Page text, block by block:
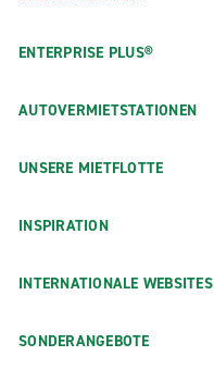
ENTERPRISE PLUS®
AUTOVERMIETSTATIONEN
UNSERE MIETFLOTTE
INSPIRATION
INTERNATIONALE WEBSITES
SONDERANGEBOTE